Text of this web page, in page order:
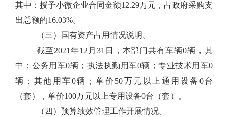
其中：授予小微企业合同金额12.29万元，占政府采购支
出总额的16.03%。
（三）国有资产占用情况说明。
截至2021年12月31日，本部门共有车辆0辆，其
中：公务用车0辆；执法执勤用车0辆；专业技术用车0
辆；其他用车0辆；单价50万元以上通用设备0台
（套），单价100万元以上专用设备0台（套）。
（四）预算绩效管理工作开展情况。